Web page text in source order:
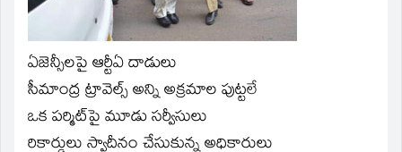
ఏజెన్సీలపై ఆర్టీఏ దాడులు
సీమాంద్ర ట్రావెల్స్‌ అన్ని అక్రమాల పుట్టలే
ఒక పర్మిట్‌పై మూడు సర్వీసులు
రికార్డులు స్వాదీనం చేసుకున్న అధికారులు